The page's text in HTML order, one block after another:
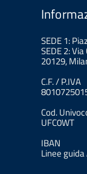
SEDE 1:
SEDE 2:
20129,
C.F. / P.IVA
Cod.
UFC0WT
IBAN
Linee